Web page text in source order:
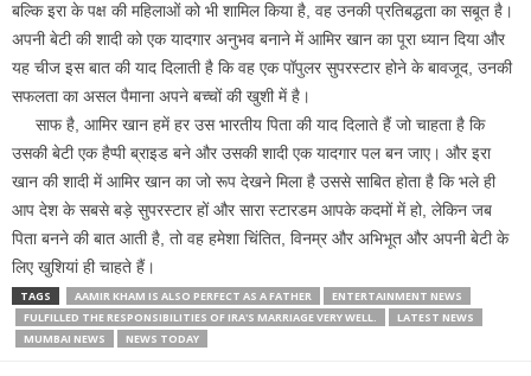
बल्कि इरा के पक्ष की महिलाओं को भी शामिल किया है, वह उनकी प्रतिबद्धता का सबूत है।
अपनी बेटी की शादी को एक यादगार अनुभव बनाने में आमिर खान का पूरा ध्यान दिया और
यह चीज इस बात की याद दिलाती है कि वह एक पॉपुलर सुपरस्टार होने के बावजूद, उनकी
सफलता का असल पैमाना अपने बच्चों की खुशी में है।
साफ है, आमिर खान हमें हर उस भारतीय पिता की याद दिलाते हैं जो चाहता है कि
उसकी बेटी एक हैप्पी ब्राइड बने और उसकी शादी एक यादगार पल बन जाए। और इरा
खान की शादी में आमिर खान का जो रूप देखने मिला है उससे साबित होता है कि भले ही
आप देश के सबसे बड़े सुपरस्टार हों और सारा स्टारडम आपके कदमों में हो, लेकिन जब
पिता बनने की बात आती है, तो वह हमेशा चिंतित, विनम्र और अभिभूत और अपनी बेटी के
लिए खुशियां ही चाहते हैं।
TAGS AAMIR KHAM IS ALSO PERFECT AS A FATHER
ENTERTAINMENT NEWS
FULFILLED THE RESPONSIBILITIES OF IRA'S MARRIAGE VERY WELL.
LATEST NEWS
MUMBAI NEWS
NEWS TODAY